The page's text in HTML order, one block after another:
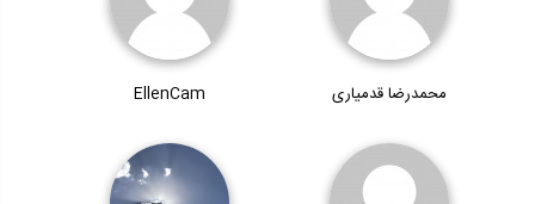
محمدرضا قدمیاری EllenCam